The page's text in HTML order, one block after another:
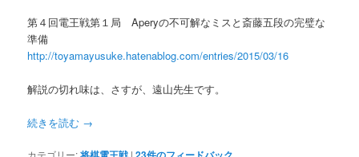
第４回電王戦第１局 Aperyの不可解なミスと斎藤五段の完璧な
準備
http://toyamayusuke.hatenablog.com/entries/2015/03/16
解説の切れ味は、さすが、遠山先生です。
続きを読む →